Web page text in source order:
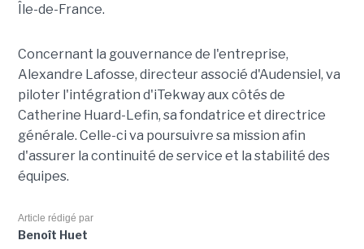
Île-de-France.
Concernant la gouvernance de l'entreprise,
Alexandre Lafosse, directeur associé d'Audensiel, va
piloter l'intégration d'iTekway aux côtés de
Catherine Huard-Lefin, sa fondatrice et directrice
générale. Celle-ci va poursuivre sa mission afin
d'assurer la continuité de service et la stabilité des
équipes.
Article rédigé par
Benoît Huet